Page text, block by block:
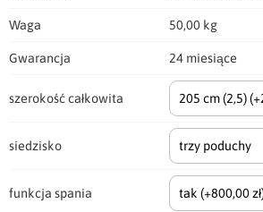
Waga 50,00 kg
Gwarancja 24 miesiące
szerokość całkowita 205 cm(2,5)
siedzisko trzy poduchy
funkcja spania tak (+800,00